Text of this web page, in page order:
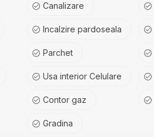
Canalizare
Incalzire pardoseala
Parchet
Usa interior Celulare
Contor gaz
Gradina